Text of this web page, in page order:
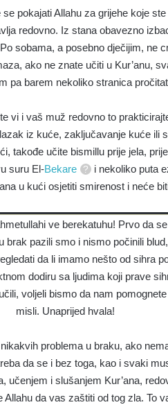
pokajati Allahu za grijehe koje
redovno. Iz stana obavezno
sobama, a posebno dječijim, ne
ako ne znate učiti u Kur’anu,
pa barem nekoliko stranica
vi i vaš muž redovno to
iz kuće, zaključavanje kuće ili
takođe učite bismillu prije jela,
suru El-Bekare i nekoliko puta
u kući osjetiti smirenost i neće
ve berekatuhu! Prvo da
brak pazili smo i nismo počinili
da li imamo nešto od sihra
dodiru sa ljudima koji prave
voljeli bismo da nam
misli. Unaprijed hvala!
problema u braku, ako
da se i bez toga, kao i svaki
učenjem i slušanjem Kur’ana,
da vas zaštiti od tog zla. To